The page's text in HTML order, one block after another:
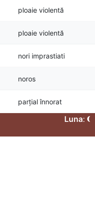
ploaie violentă
ploaie violentă
nori imprastiati
noros
parțial înnorat
Luna: